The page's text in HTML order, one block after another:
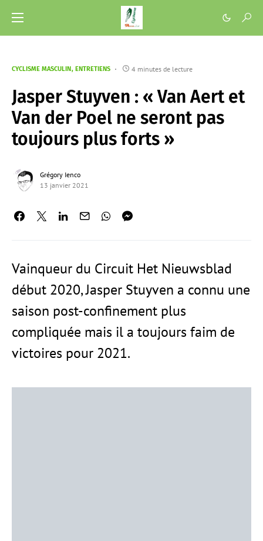
CYCLISME MASCULIN ENTRETIENS 4 minutes de lecture
Jasper Stuyven : « Van Aert et
Van der Poel ne seront pas
toujours plus forts »
Grégory Ienco
13 janvier 2021
Vainqueur du Circuit Het Nieuwsblad
début 2020, Jasper Stuyven a connu une
saison post-confinement plus
compliquée mais il a toujours faim de
victoires pour 2021.